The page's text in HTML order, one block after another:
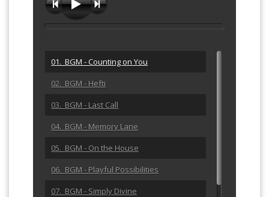
01. BGM - Counting on You
02. BGM - Hefti
03. BGM - Last Call
04. BGM - Memory Lane
05. BGM - On the House
06. BGM - Playful Possibilities
07. BGM - Simply Divine